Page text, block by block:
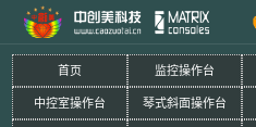
首页 监控操作台
中控室操作台 琴式斜面操作台